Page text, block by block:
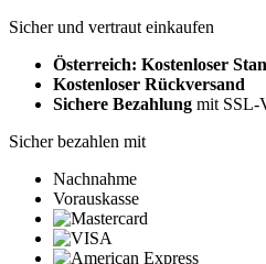
Sicher und vertraut einkaufen
Österreich: Kostenloser
Kostenloser Rückversand
Sichere Bezahlung mit SSL-
Sicher bezahlen mit
Nachnahme
Vorauskasse